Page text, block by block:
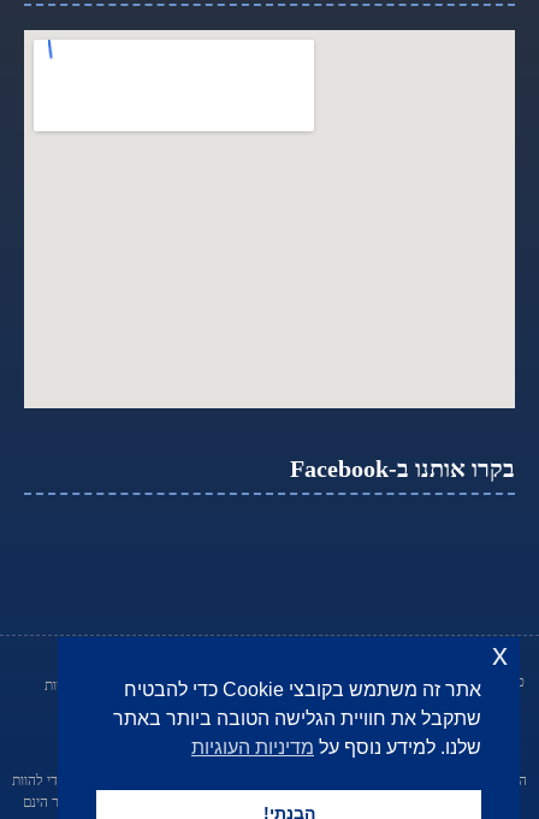
בקרו אותנו ב-Facebook
כל הזכויות שמורות © שרעבי,נאורי, סנדלר -
משרד עורכי דין
מדיניות פרטיות הצהרת נגישות
by BOX | Combar קומבר
קידום עורכי דין בדיגיטל
הבהרה משפטית: מטרת התכנים באתר הינה לספק אינפורמציה כללית בלבד ואין בהם כדי להוות
ייעוץ משפטי מטעם עורך דין ו/או תחליף לו. השימוש ו/או ההיסמכות על התכנים באתר הינם
אתר זה משתמש בקובצי Cookie כדי להבטיח
שתקבל את חוויית הגלישה הטובה ביותר באתר
שלנו. למידע נוסף עלמדיניות העוגיות
הבנתי!
x